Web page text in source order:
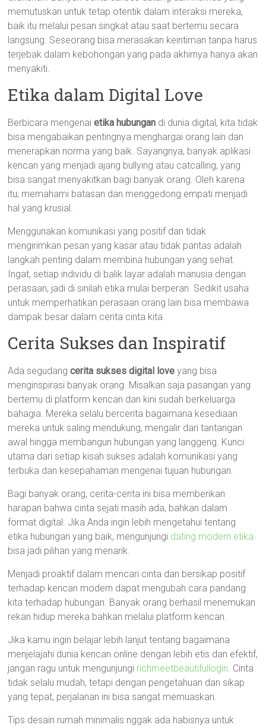
memutuskan untuk tetap otentik dalam interaksi mereka,
baik itu melalui pesan singkat atau saat bertemu secara
langsung. Seseorang bisa merasakan keintiman tanpa harus
terjebak dalam kebohongan yang pada akhirnya hanya akan
menyakiti.
Etika dalam Digital Love
Berbicara mengenaietika hubungan di dunia digital, kita tidak
bisa mengabaikan pentingnya menghargai orang lain dan
menerapkan norma yang baik. Sayangnya, banyak aplikasi
kencan yang menjadi ajang bullying atau catcalling, yang
bisa sangat menyakitkan bagi banyak orang. Oleh karena
itu, memahami batasan dan menggedong empati menjadi
hal yang krusial.
Menggunakan komunikasi yang positif dan tidak
mengirimkan pesan yang kasar atau tidak pantas adalah
langkah penting dalam membina hubungan yang sehat.
Ingat, setiap individu di balik layar adalah manusia dengan
perasaan, jadi di sinilah etika mulai berperan. Sedikit usaha
untuk memperhatikan perasaan orang lain bisa membawa
dampak besar dalam cerita cinta kita.
Cerita Sukses dan Inspiratif
Ada segudangcerita sukses digital love yang bisa
menginspirasi banyak orang. Misalkan saja pasangan yang
bertemu di platform kencan dan kini sudah berkeluarga
bahagia. Mereka selalu bercerita bagaimana kesediaan
mereka untuk saling mendukung, mengalir dari tantangan
awal hingga membangun hubungan yang langgeng. Kunci
utama dari setiap kisah sukses adalah komunikasi yang
terbuka dan kesepahaman mengenai tujuan hubungan.
Bagi banyak orang, cerita-cerita ini bisa memberikan
harapan bahwa cinta sejati masih ada, bahkan dalam
format digital. Jika Anda ingin lebih mengetahui tentang
etika hubungan yang baik, mengunjungi dating modern etika
bisa jadi pilihan yang menarik.
Menjadi proaktif dalam mencari cinta dan bersikap positif
terhadap kencan modern dapat mengubah cara pandang
kita terhadap hubungan. Banyak orang berhasil menemukan
rekan hidup mereka bahkan melalui platform kencan.
Jika kamu ingin belajar lebih lanjut tentang bagaimana
menjelajahi dunia kencan online dengan lebih etis dan efektif,
jangan ragu untuk mengunjungi richmeetbeautifullogin. Cinta
tidak selalu mudah, tetapi dengan pengetahuan dan sikap
yang tepat, perjalanan ini bisa sangat memuaskan.
Tips desain rumah minimalis nggak ada habisnya untuk